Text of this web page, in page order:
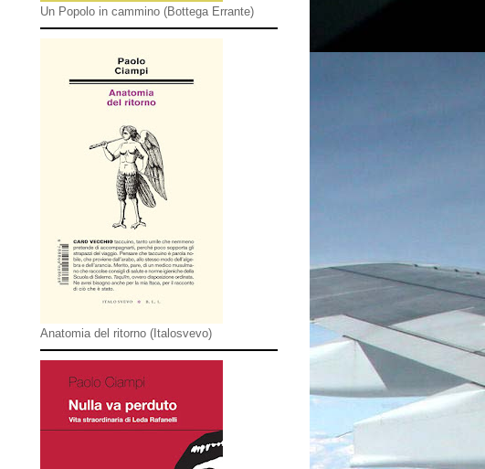
Un Popolo in cammino (Bottega Errante)
Anatomia del ritorno (Italosvevo)